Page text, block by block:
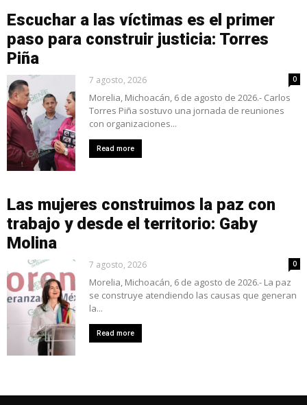
Escuchar a las víctimas es el primer
paso para construir justicia: Torres
Piña
7 agosto, 2026 0
Morelia, Michoacán, 6 de agosto de 2026.- Carlos
Torres Piña sostuvo una jornada de reuniones
con organizaciones...
Read more
Las mujeres construimos la paz con
trabajo y desde el territorio: Gaby
Molina
7 agosto, 2026 0
Morelia, Michoacán, 6 de agosto de 2026.- La paz
se construye atendiendo las causas que generan
la...
Read more